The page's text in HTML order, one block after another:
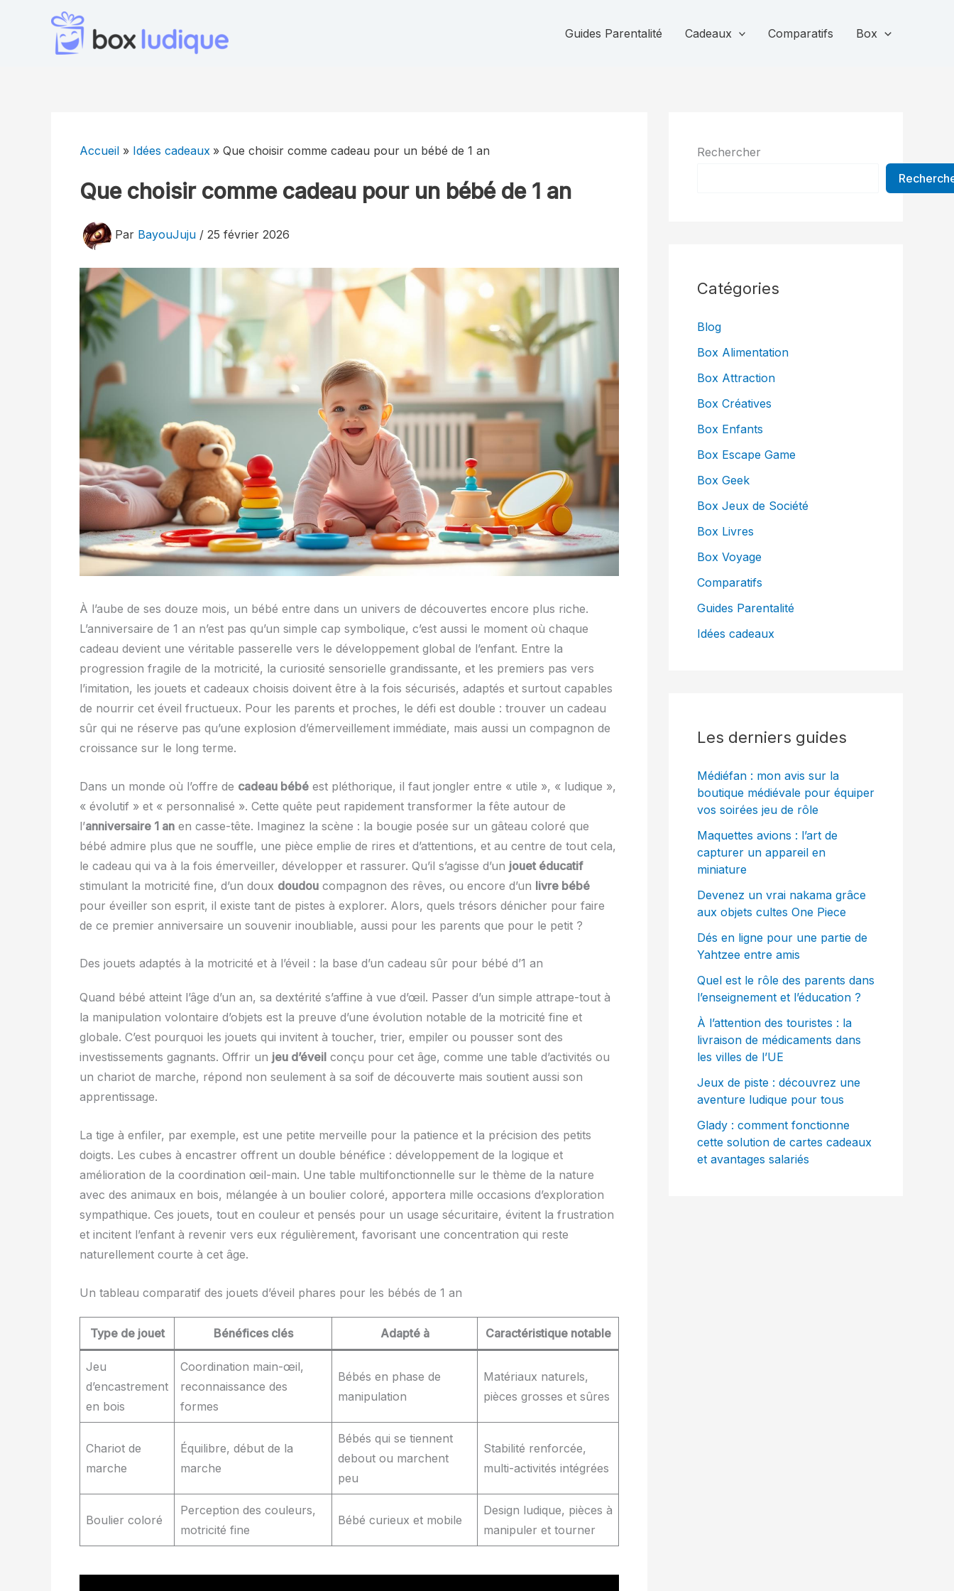
Guides Parentalité Cadeaux Comparatifs Box
Accueil Idées cadeaux Que choisir comme cadeau pour un bébé de 1 an
Que choisir comme cadeau pour un bébé de 1 an
Par BayouJuju / 25 février 2026
À l’aube de ses douze mois, un bébé entre dans un univers de découvertes encore plus riche.
L’anniversaire de 1 an n’est pas qu’un simple cap symbolique, c’est aussi le moment où chaque
cadeau devient une véritable passerelle vers le développement global de l’enfant. Entre la
progression fragile de la motricité, la curiosité sensorielle grandissante, et les premiers pas vers
l’imitation, les jouets et cadeaux choisis doivent être à la fois sécurisés, adaptés et surtout capables
de nourrir cet éveil fructueux. Pour les parents et proches, le défi est double : trouver un cadeau
sûr qui ne réserve pas qu’une explosion d’émerveillement immédiate, mais aussi un compagnon de
croissance sur le long terme.
Dans un monde où l’offre de cadeau bébé est pléthorique, il faut jongler entre « utile », « ludique »,
« évolutif » et « personnalisé ». Cette quête peut rapidement transformer la fête autour de
l’anniversaire 1 an en casse-tête. Imaginez la scène : la bougie posée sur un gâteau coloré que
bébé admire plus que ne souffle, une pièce emplie de rires et d’attentions, et au centre de tout cela,
le cadeau qui va à la fois émerveiller, développer et rassurer. Qu’il s’agisse d’un jouet éducatif
stimulant la motricité fine, d’un doux doudou compagnon des rêves, ou encore d’un livre bébé
pour éveiller son esprit, il existe tant de pistes à explorer. Alors, quels trésors dénicher pour faire
de ce premier anniversaire un souvenir inoubliable, aussi pour les parents que pour le petit ?
Des jouets adaptés à la motricité et à l’éveil : la base d’un cadeau sûr pour bébé d’1 an
Quand bébé atteint l’âge d’un an, sa dextérité s’affine à vue d’œil. Passer d’un simple attrape-tout à
la manipulation volontaire d’objets est la preuve d’une évolution notable de la motricité fine et
globale. C’est pourquoi les jouets qui invitent à toucher, trier, empiler ou pousser sont des
investissements gagnants. Offrir un jeu d’éveil conçu pour cet âge, comme une table d’activités ou
un chariot de marche, répond non seulement à sa soif de découverte mais soutient aussi son
apprentissage.
La tige à enfiler, par exemple, est une petite merveille pour la patience et la précision des petits
doigts. Les cubes à encastrer offrent un double bénéfice : développement de la logique et
amélioration de la coordination œil-main. Une table multifonctionnelle sur le thème de la nature
avec des animaux en bois, mélangée à un boulier coloré, apportera mille occasions d’exploration
sympathique. Ces jouets, tout en couleur et pensés pour un usage sécuritaire, évitent la frustration
et incitent l’enfant à revenir vers eux régulièrement, favorisant une concentration qui reste
naturellement courte à cet âge.
Un tableau comparatif des jouets d’éveil phares pour les bébés de 1 an
Type de jouet Bénéfices clés Adapté à Caractéristique notable
Jeu
d’encastrement
en bois
Coordination main-œil,
reconnaissance des
formes
Bébés en phase de
manipulation
Matériaux naturels,
pièces grosses et sûres
Chariot de
marche
Équilibre, début de la
marche
Bébés qui se tiennent
debout ou marchent
peu
Stabilité renforcée,
multi-activités intégrées
Boulier coloré
Perception des couleurs,
motricité fine
Bébé curieux et mobile
Design ludique, pièces à
manipuler et tourner
Rechercher
Catégories
Blog
Box Alimentation
Box Attraction
Box Créatives
Box Enfants
Box Escape Game
Box Geek
Box Jeux de Société
Box Livres
Box Voyage
Comparatifs
Guides Parentalité
Idées cadeaux
Les derniers guides
Médiéfan : mon avis sur la
boutique médiévale pour équiper
vos soirées jeu de rôle
Maquettes avions : l’art de
capturer un appareil en
miniature
Devenez un vrai nakama grâce
aux objets cultes One Piece
Dés en ligne pour une partie de
Yahtzee entre amis
Quel est le rôle des parents dans
l’enseignement et l’éducation ?
À l’attention des touristes : la
livraison de médicaments dans
les villes de l’UE
Jeux de piste : découvrez une
aventure ludique pour tous
Glady : comment fonctionne
cette solution de cartes cadeaux
et avantages salariés